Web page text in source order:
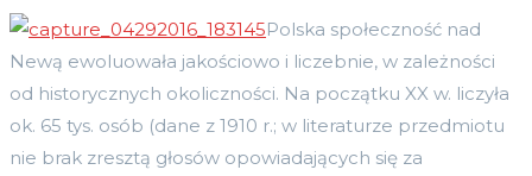
Polska społeczność nad
Newą ewoluowała jakościowo i liczebnie, w zależności
od historycznych okoliczności. Na początku XX w. liczyła
ok. 65 tys. osób (dane z 1910 r.; w literaturze przedmiotu
nie brak zresztą głosów opowiadających się za